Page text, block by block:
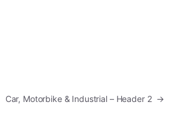
Car, Motorbike & Industrial – Header 2 →